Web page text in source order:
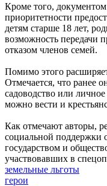
Кроме того, документом
приоритетности
детям старше 18 лет,
возможность передачи
отказом членов семей.
Помимо этого
Отмечается, что ранее
садоводство или
можно вести и
Как отмечают авторы,
социальной поддержки
государством и
участвовавших в
земельные льготы
герои